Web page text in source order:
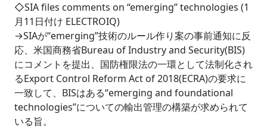
◇SIA files comments on “emerging” technologies (1
月11日付け ELECTROIQ)
→SIAが“emerging”技術のルール作り案の事前通知に反
応、米国商務省Bureau of Industry and Security(BIS)
にコメントを提出、国防権限法の一環として法制化され
るExport Control Reform Act of 2018(ECRA)の要求に
一致して、BISはある“emerging and foundational
technologies”についての輸出管理の構築が求められて
いる旨。